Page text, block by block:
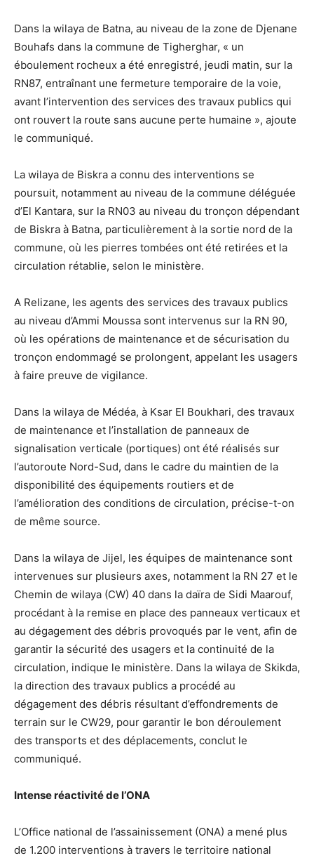
Dans la wilaya de Batna, au niveau de la zone de Djenane
Bouhafs dans la commune de Tigherghar, « un
éboulement rocheux a été enregistré, jeudi matin, sur la
RN87, entraînant une fermeture temporaire de la voie,
avant l’intervention des services des travaux publics qui
ont rouvert la route sans aucune perte humaine », ajoute
le communiqué.
La wilaya de Biskra a connu des interventions se
poursuit, notamment au niveau de la commune déléguée
d’El Kantara, sur la RN03 au niveau du tronçon dépendant
de Biskra à Batna, particulièrement à la sortie nord de la
commune, où les pierres tombées ont été retirées et la
circulation rétablie, selon le ministère.
A Relizane, les agents des services des travaux publics
au niveau d’Ammi Moussa sont intervenus sur la RN 90,
où les opérations de maintenance et de sécurisation du
tronçon endommagé se prolongent, appelant les usagers
à faire preuve de vigilance.
Dans la wilaya de Médéa, à Ksar El Boukhari, des travaux
de maintenance et l’installation de panneaux de
signalisation verticale (portiques) ont été réalisés sur
l’autoroute Nord-Sud, dans le cadre du maintien de la
disponibilité des équipements routiers et de
l’amélioration des conditions de circulation, précise-t-on
de même source.
Dans la wilaya de Jijel, les équipes de maintenance sont
intervenues sur plusieurs axes, notamment la RN 27 et le
Chemin de wilaya (CW) 40 dans la daïra de Sidi Maarouf,
procédant à la remise en place des panneaux verticaux et
au dégagement des débris provoqués par le vent, afin de
garantir la sécurité des usagers et la continuité de la
circulation, indique le ministère. Dans la wilaya de Skikda,
la direction des travaux publics a procédé au
dégagement des débris résultant d’effondrements de
terrain sur le CW29, pour garantir le bon déroulement
des transports et des déplacements, conclut le
communiqué.
Intense réactivité de l’ONA
L’Office national de l’assainissement (ONA) a mené plus
de 1.200 interventions à travers le territoire national